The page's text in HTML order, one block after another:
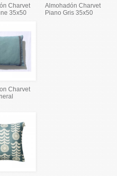
Charvet
35x50
Almohadón Charvet
Piano Gris 35x50
Charvet